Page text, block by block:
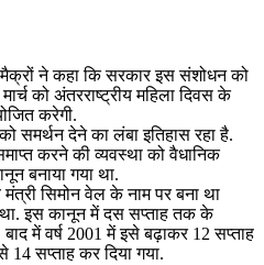
ने कहा कि सरकार इस संशोधन को
को अंतरराष्ट्रीय महिला दिवस के
करेगी.
समर्थन देने का लंबा इतिहास रहा है.
करने की व्यवस्था को वैधानिक
बनाया गया था.
सिमोन वेल के नाम पर बना था
था. इस कानून में दस सप्ताह तक के
बाद में वर्ष 2001 में इसे बढ़ाकर 12 सप्ताह
सप्ताह कर दिया गया.